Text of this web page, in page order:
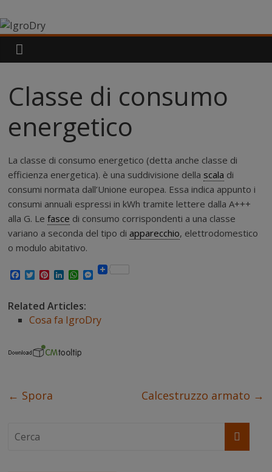
al
contenuto
IgroDry
miglior
per
muri
umidi
attualmente
commercio
Classe di consumo
energetico
La classe di consumo energetico (detta anche classe di
efficienza energetica). è una suddivisione della scala di
consumi normata dall’Unione europea. Essa indica appunto i
consumi annuali espressi in kWh tramite lettere dalla A+++
alla G. Lefasce di consumo corrispondenti a una classe
variano a seconda del tipo di apparecchio, elettrodomestico
o modulo abitativo.
F
e
b
o
T
t
t
e
P
t
e
r
t
L
k
e
d
W
t
s
A
M
n
Related Articles:
Cosa fa IgroDry
← Spora Calcestruzzo armato →